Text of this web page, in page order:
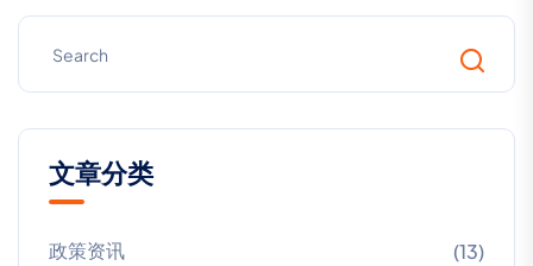
文章分类
政策资讯 (13)